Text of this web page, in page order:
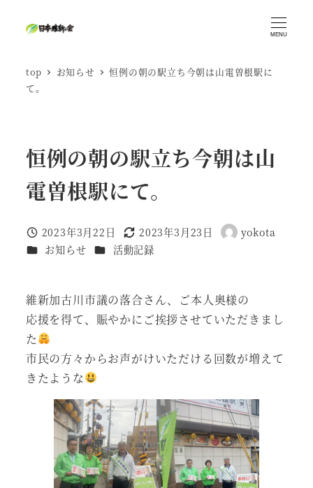
MENU
top お知らせ
恒例の朝の駅立ち今朝は山電曽根駅に
て。
恒例の朝の駅立ち今朝は山
電曽根駅にて。
投稿日
2023年3月22日
更新日
2023年3月23日
著
yokota
カテゴリー
お知らせ カテゴリー
活動記録
維新加古川市議の落合さん、ご本人奥様の
応援を得て、賑やかにご挨拶させていただきまし
た
市民の方々からお声がけいただける回数が増えて
きたような